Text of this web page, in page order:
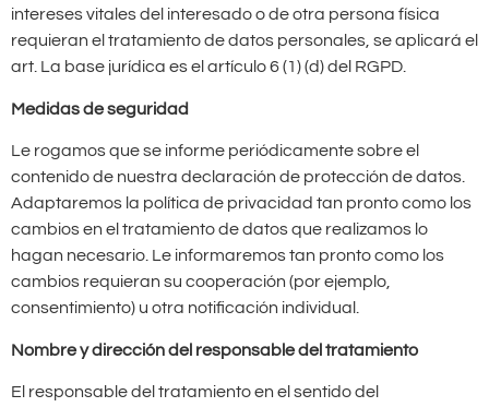
intereses vitales del interesado o de otra persona física
requieran el tratamiento de datos personales, se aplicará el
art. La base jurídica es el artículo 6 (1) (d) del RGPD.
Medidas de seguridad
Le rogamos que se informe periódicamente sobre el
contenido de nuestra declaración de protección de datos.
Adaptaremos la política de privacidad tan pronto como los
cambios en el tratamiento de datos que realizamos lo
hagan necesario. Le informaremos tan pronto como los
cambios requieran su cooperación (por ejemplo,
consentimiento) u otra notificación individual.
Nombre y dirección del responsable del tratamiento
El responsable del tratamiento en el sentido del